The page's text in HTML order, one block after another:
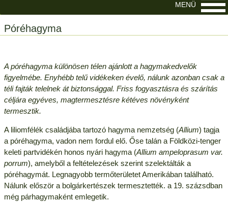
Póréhagyma
A póréhagyma különösen télen ajánlott a hagymakedvelők
figyelmébe. Enyhébb telű vidékeken évelő, nálunk azonban csak a
téli fajták telelnek át biztonsággal. Friss fogyasztásra és szárítás
céljára egyéves, magtermesztésre kétéves növényként
termesztik.
A liliomfélék családjába tartozó hagyma nemzetség (Allium) tagja
a póréhagyma, vadon nem fordul elő. Őse talán a Földközi-tenger
keleti partvidékén honos nyári hagyma (Allium ampeloprasum var.
porrum), amelyből a feltételezések szerint szelektálták a
póréhagymát. Legnagyobb termőterületet Amerikában található.
Nálunk először a bolgárkertészek termesztették. a 19. százsdban
még párhagymaként emlegetik.